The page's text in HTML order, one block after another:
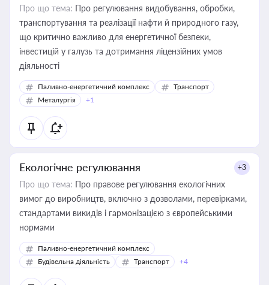
Про що тема: Про регулювання видобування, обробки,
транспортування та реалізації нафти й природного газу,
що критично важливо для енергетичної безпеки,
інвестицій у галузь та дотримання ліцензійних умов
діяльності
Паливно-енергетичний комплекс
Транспорт
Металургія
+1
Екологічне регулювання +3
Про що тема: Про правове регулювання екологічних
вимог до виробництв, включно з дозволами, перевірками,
стандартами викидів і гармонізацією з європейськими
нормами
Паливно-енергетичний комплекс
Будівельна діяльність
Транспорт +4